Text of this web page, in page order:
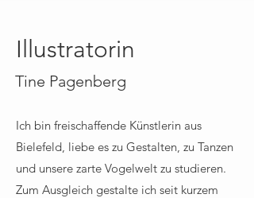
Illustratorin
Tine Pagenberg
Ich bin freischaffende Künstlerin aus
Bielefeld, liebe es zu Gestalten, zu Tanzen
und unsere zarte Vogelwelt zu studieren.
Zum Ausgleich gestalte ich seit kurzem